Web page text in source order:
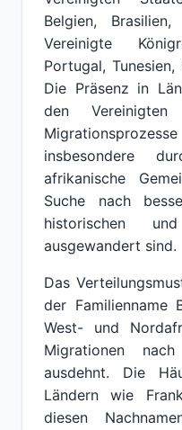
Belgien,
Vereinigte
Portugal,
Die Präsenz in
den
insbesondere
afrikanische
Suche nach
historischen
ausgewandert sind.
Das
der Familienname
West- und
Migrationen
ausdehnt. Die
Ländern wie
diesen